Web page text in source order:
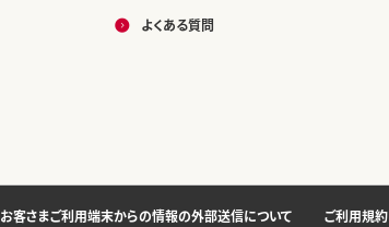
よくある質問
お客さまご利用端末からの情報の外部送信について ご利用規約